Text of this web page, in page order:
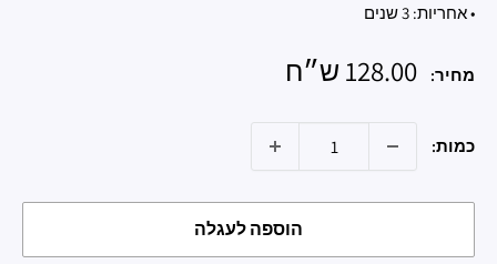
• אחריות: 3 שנים
מחיר: מחיר
128.00 ש״ח
כמות:
הוספה לעגלה